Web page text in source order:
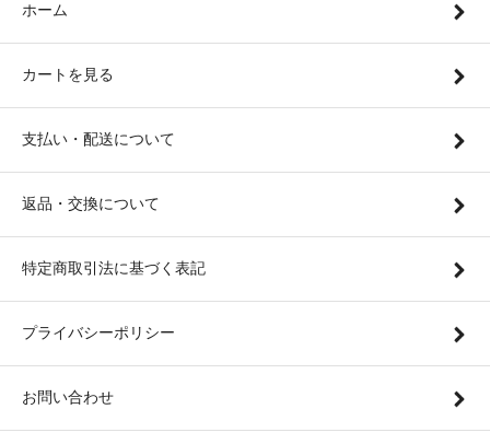
ホーム
カートを見る
支払い・配送について
返品・交換について
特定商取引法に基づく表記
プライバシーポリシー
お問い合わせ